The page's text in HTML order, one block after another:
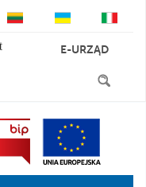
E-URZĄD